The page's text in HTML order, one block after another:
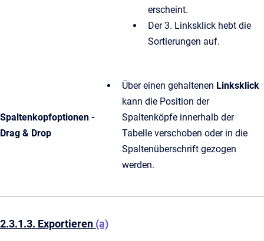
erscheint.
Der 3. Linksklick hebt die
Sortierungen auf.
Spaltenkopfoptionen -
Drag & Drop
Über einen gehaltenen Linksklick
kann die Position der
Spaltenköpfe innerhalb der
Tabelle verschoben oder in die
Spaltenüberschrift gezogen
werden.
2.3.1.3. Exportieren (a)